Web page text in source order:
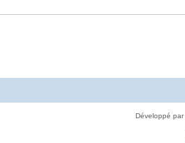
Développé par